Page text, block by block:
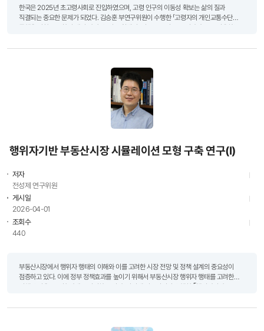
한국은 2025년 초고령사회로 진입하였으며, 고령 인구의 이동성 확보는 삶의 질과
직결되는 중요한 문제가 되었다. 김승훈 부연구위원이 수행한 「고령자의 개인교통수단
행위자기반 부동산시장 시뮬레이션 모형 구축 연구(I)
저자
전성제 연구위원
게시일
2026-04-01
조회수
440
부동산시장에서 행위자 행태의 이해와 이를 고려한 시장 전망 및 정책 설계의 중요성이
점증하고 있다. 이에 정부 정책효과를 높이기 위해서 부동산시장 행위자 행태를 고려한
정책 수립을 중요한 과제로 인식하고 있다. 전성제 연구위원이 수행한 ｢행위자기반